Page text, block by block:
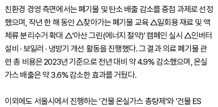
친환경 경영 측면에서는 폐기물 및 탄소 배출 감소를 중점 과제로 선정
했으며, 작년 한 해 동안 △찾아가는 폐기물 교육 △일회용 재료 및 액
체류 분리수거 확대 △‘아산 그린(에너지 절약)’ 캠페인 실시 △인버터
설비 · 보일러 · 냉방기 개선 활동을 진행했다. 그 결과 의료 폐기물 관
련 총 비용은 2023년 기준으로 전년 대비 약 4.9% 감소했으며, 온실
가스 배출은 약 3.6% 감소한 효과를 거뒀다.
이외에도 서울시에서 진행하는 ‘건물 온실가스 총량제’와 ‘건물 ES